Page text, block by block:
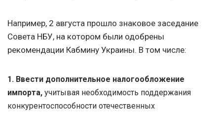
Например, 2 августа прошло знаковое заседание
Совета НБУ, на котором были одобрены
рекомендации Кабмину Украины. В том числе:
1. Ввести дополнительное налогообложение
импорта, учитывая необходимость поддержания
конкурентоспособности отечественных